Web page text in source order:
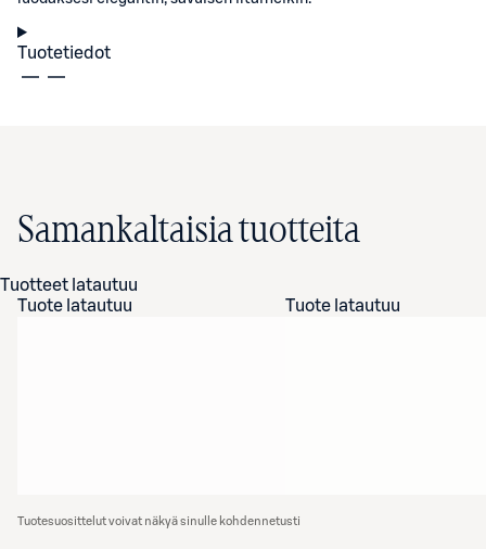
Tuotetiedot
Samankaltaisia tuotteita
Tuotteet latautuu
Tuote latautuu
Tuote latautuu
Tuotesuosittelut voivat näkyä sinulle kohdennetusti